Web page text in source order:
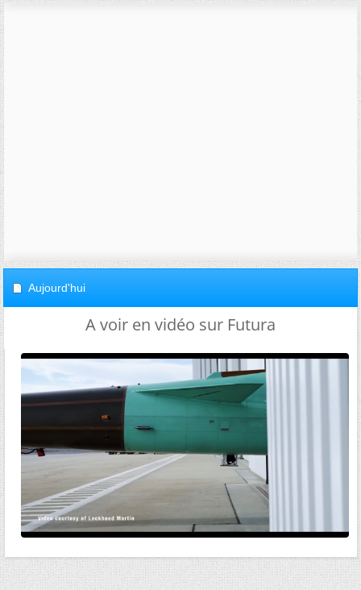
Aujourd'hui
A voir en vidéo sur Futura